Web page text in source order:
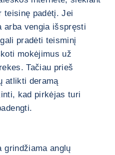
teisinę padėtį. Jei
arba vengia išspręsti
pradėti teisminį
mokėjimus už
Tačiau prieš
atlikti deramą
kad pirkėjas turi
grindžiama anglų